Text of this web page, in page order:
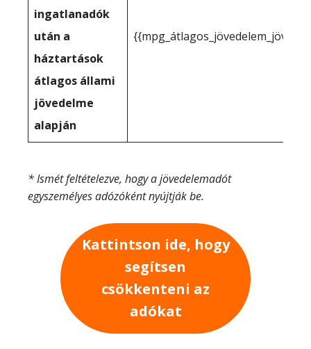
ingatlanadók
után a
háztartások
átlagos állami
jövedelme
alapján
* Ismét feltételezve, hogy a jövedelemadót
egyszemélyes adózóként nyújtják be.
Kattintson ide, hogy
segítsen
csökkenteni az
adókat